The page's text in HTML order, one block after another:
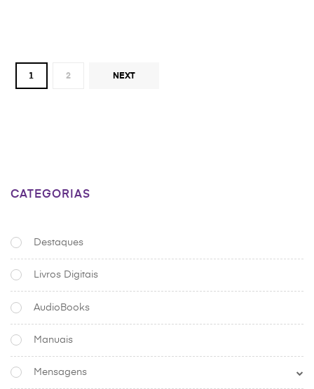
1 2 NEXT
CATEGORIAS
Destaques
Livros Digitais
AudioBooks
Manuais
Mensagens